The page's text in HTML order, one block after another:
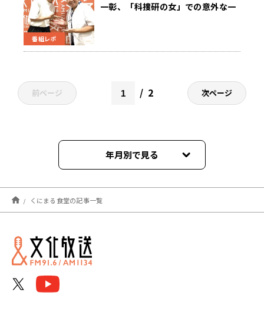
番組レポ
一彰、「科捜研の女」での意外な一
前ページ 2 次ページ
年月別で見る
2026年02月
2026年01月
2025年12月
くにまる食堂の記事一覧